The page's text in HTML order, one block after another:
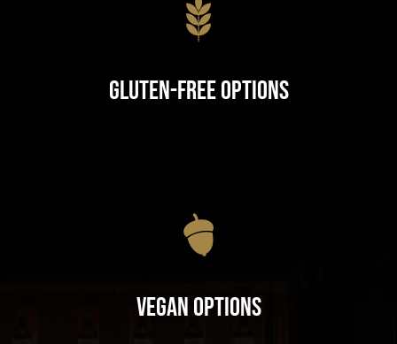
Gluten-Free Options
Vegan Options